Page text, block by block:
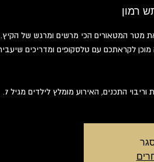
רמון
מוכן לקראתכם עם טלסקופים ומדריכים
התכנים, האירוע מומלץ לילדים מגיל 7.